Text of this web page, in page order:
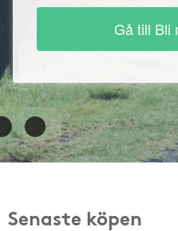
Gå till Bli
Senaste köpen